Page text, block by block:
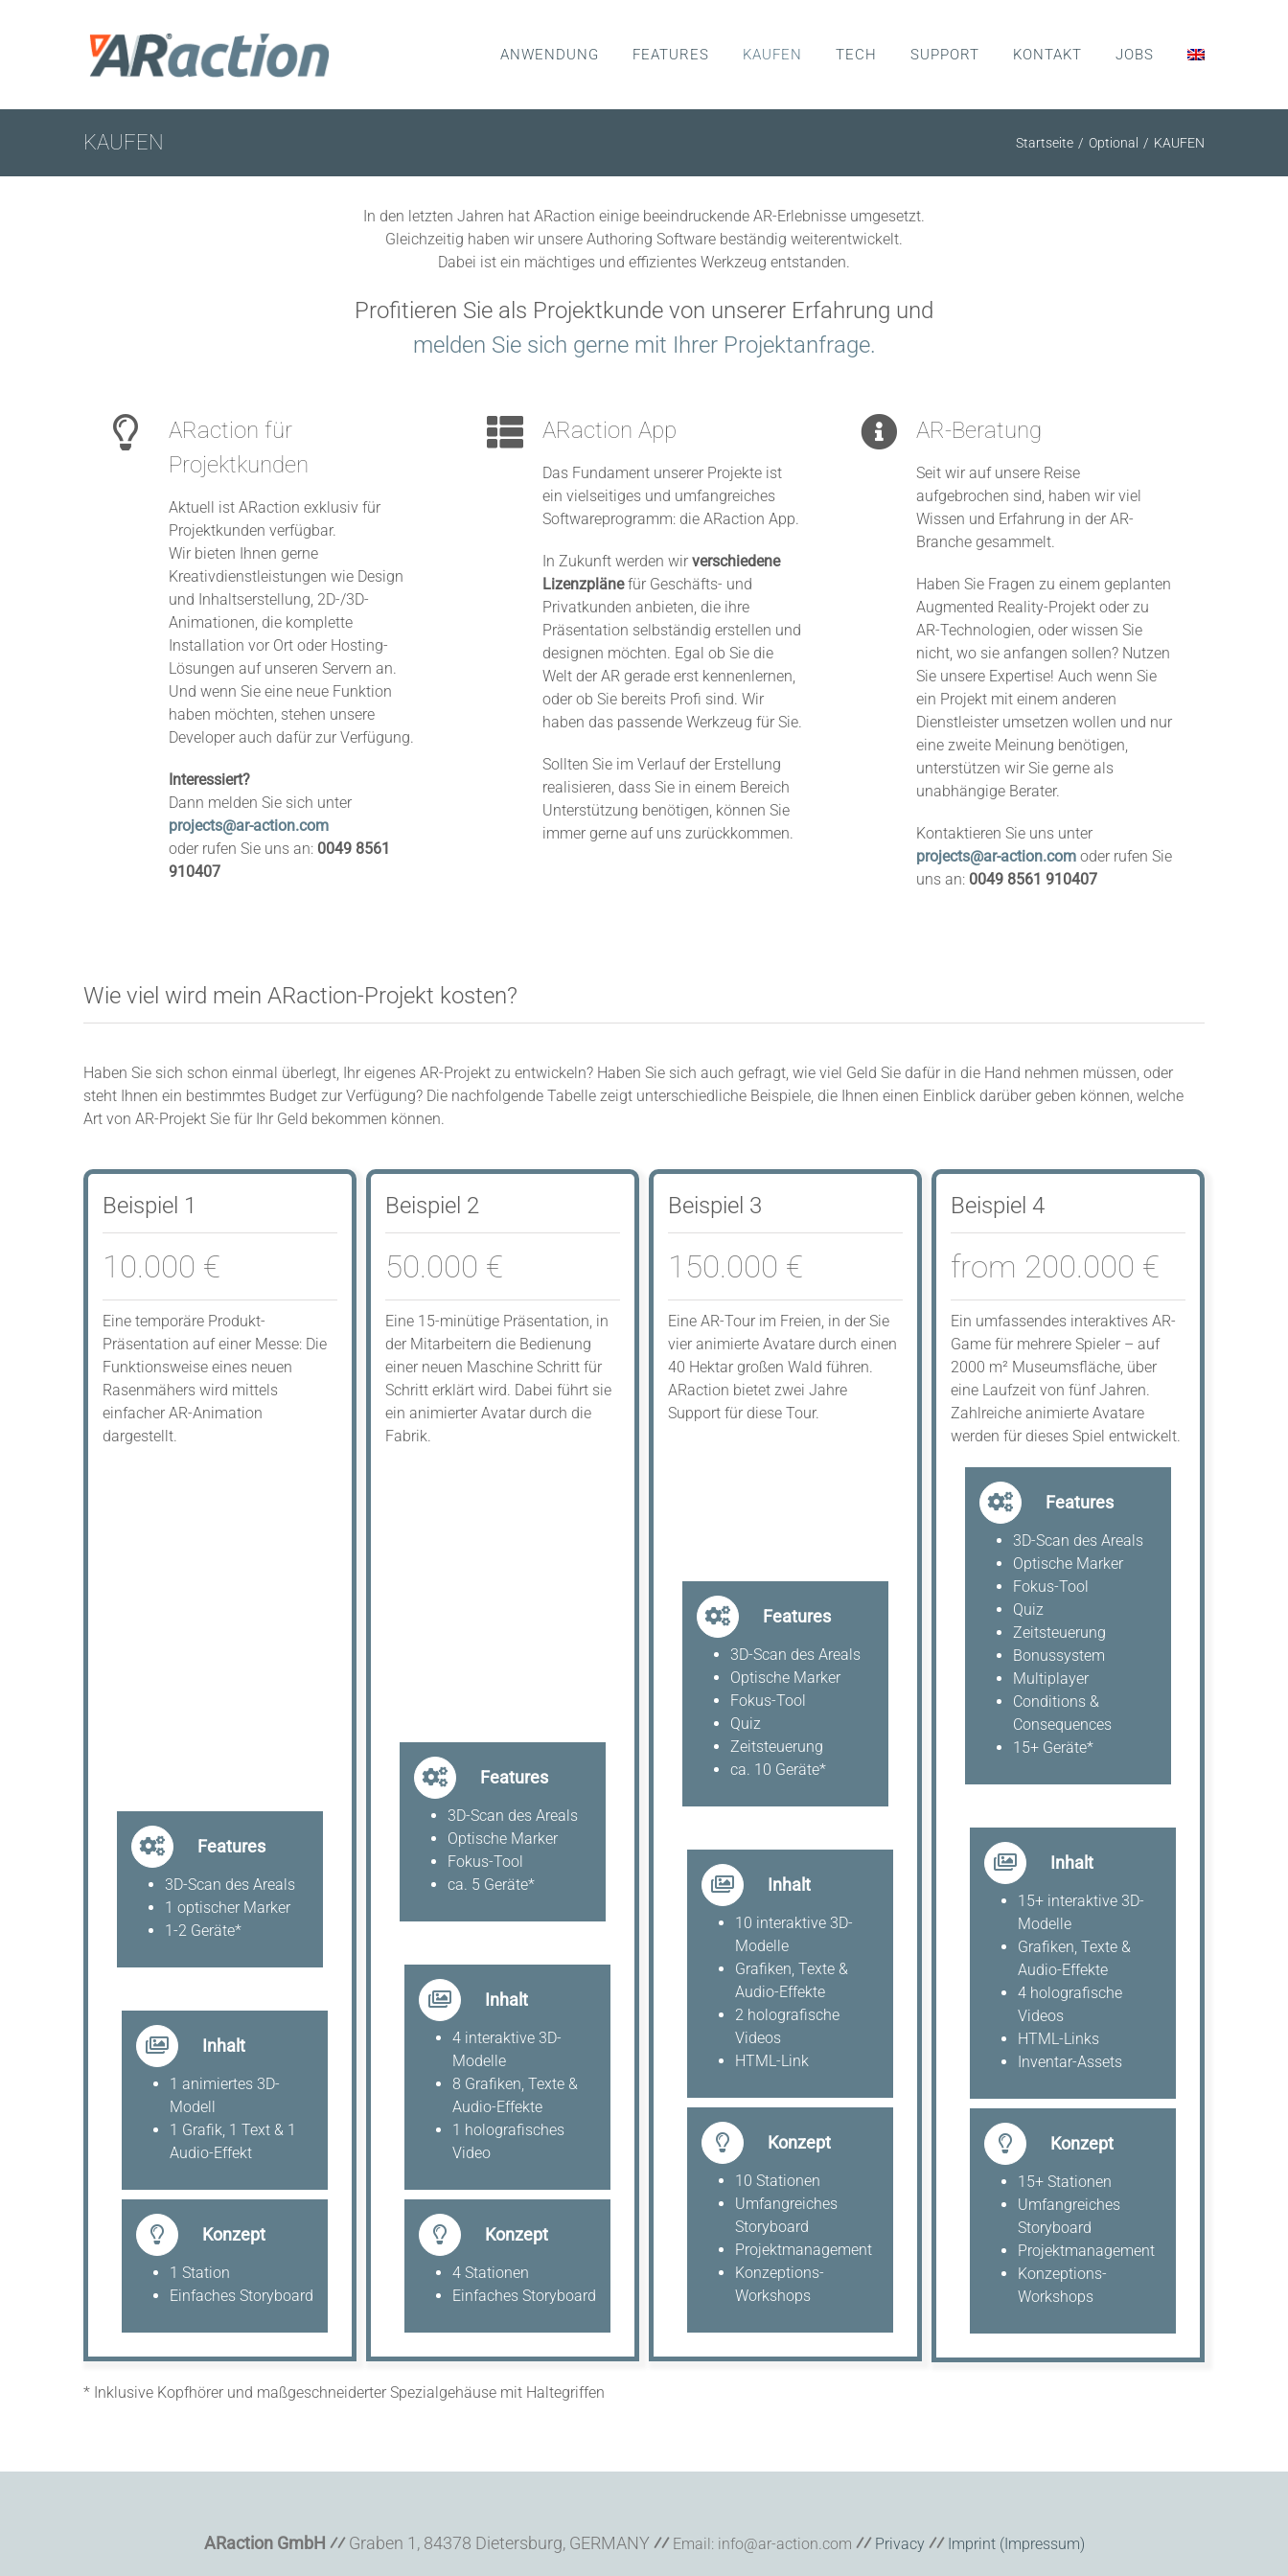
ANWENDUNG FEATURES KAUFEN TECH SUPPORT KONTAKT JOBS
KAUFEN Startseite Optional KAUFEN
In den letzten Jahren hat ARaction einige beeindruckende AR-Erlebnisse umgesetzt.
Gleichzeitig haben wir unsere Authoring Software beständig weiterentwickelt.
Dabei ist ein mächtiges und effizientes Werkzeug entstanden.
Profitieren Sie als Projektkunde von unserer Erfahrung und
melden Sie sich gerne mit Ihrer Projektanfrage.
ARaction für
Projektkunden
Aktuell ist ARaction exklusiv für
Projektkunden verfügbar.
Wir bieten Ihnen gerne
Kreativdienstleistungen wie Design
und Inhaltserstellung, 2D-/3D-
Animationen, die komplette
Installation vor Ort oder Hosting-
Lösungen auf unseren Servern an.
Und wenn Sie eine neue Funktion
haben möchten, stehen unsere
Developer auch dafür zur Verfügung.
Interessiert?
Dann melden Sie sich unter
projects@ar-action.com
oder rufen Sie uns an: 0049 8561
910407
ARaction App
Das Fundament unserer Projekte ist
ein vielseitiges und umfangreiches
Softwareprogramm: die ARaction App.
In Zukunft werden wir verschiedene
Lizenzplänefür Geschäfts- und
Privatkunden anbieten, die ihre
Präsentation selbständig erstellen und
designen möchten. Egal ob Sie die
Welt der AR gerade erst kennenlernen,
oder ob Sie bereits Profi sind. Wir
haben das passende Werkzeug für Sie.
Sollten Sie im Verlauf der Erstellung
realisieren, dass Sie in einem Bereich
Unterstützung benötigen, können Sie
immer gerne auf uns zurückkommen.
AR-Beratung
Seit wir auf unsere Reise
aufgebrochen sind, haben wir viel
Wissen und Erfahrung in der AR-
Branche gesammelt.
Haben Sie Fragen zu einem geplanten
Augmented Reality-Projekt oder zu
AR-Technologien, oder wissen Sie
nicht, wo sie anfangen sollen? Nutzen
Sie unsere Expertise! Auch wenn Sie
ein Projekt mit einem anderen
Dienstleister umsetzen wollen und nur
eine zweite Meinung benötigen,
unterstützen wir Sie gerne als
unabhängige Berater.
Kontaktieren Sie uns unter
projects@ar-action.com oder rufen Sie
uns an: 0049 8561 910407
Wie viel wird mein ARaction-Projekt kosten?
Haben Sie sich schon einmal überlegt, Ihr eigenes AR-Projekt zu entwickeln? Haben Sie sich auch gefragt, wie viel Geld Sie dafür in die Hand nehmen müssen, oder
steht Ihnen ein bestimmtes Budget zur Verfügung? Die nachfolgende Tabelle zeigt unterschiedliche Beispiele, die Ihnen einen Einblick darüber geben können, welche
Art von AR-Projekt Sie für Ihr Geld bekommen können.
Beispiel 1
10.000 €
Eine temporäre Produkt-
Präsentation auf einer Messe: Die
Funktionsweise eines neuen
Rasenmähers wird mittels
einfacher AR-Animation
dargestellt.
Features
3D-Scan des Areals
1 optischer Marker
1-2 Geräte*
Inhalt
1 animiertes 3D-
Modell
1 Grafik, 1 Text & 1
Audio-Effekt
Konzept
1 Station
Einfaches Storyboard
Beispiel 2
50.000 €
Eine 15-minütige Präsentation, in
der Mitarbeitern die Bedienung
einer neuen Maschine Schritt für
Schritt erklärt wird. Dabei führt sie
ein animierter Avatar durch die
Fabrik.
Features
3D-Scan des Areals
Optische Marker
Fokus-Tool
ca. 5 Geräte*
Inhalt
4 interaktive 3D-
Modelle
8 Grafiken, Texte &
Audio-Effekte
1 holografisches
Video
Konzept
4 Stationen
Einfaches Storyboard
Beispiel 3
150.000 €
Eine AR-Tour im Freien, in der Sie
vier animierte Avatare durch einen
40 Hektar großen Wald führen.
ARaction bietet zwei Jahre
Support für diese Tour.
Features
3D-Scan des Areals
Optische Marker
Fokus-Tool
Quiz
Zeitsteuerung
ca. 10 Geräte*
Inhalt
10 interaktive 3D-
Modelle
Grafiken, Texte &
Audio-Effekte
2 holografische
Videos
HTML-Link
Konzept
10 Stationen
Umfangreiches
Storyboard
Projektmanagement
Konzeptions-
Workshops
Beispiel 4
from 200.000 €
Ein umfassendes interaktives AR-
Game für mehrere Spieler – auf
2000 m² Museumsfläche, über
eine Laufzeit von fünf Jahren.
Zahlreiche animierte Avatare
werden für dieses Spiel entwickelt.
Features
3D-Scan des Areals
Optische Marker
Fokus-Tool
Quiz
Zeitsteuerung
Bonussystem
Multiplayer
Conditions &
Consequences
15+ Geräte*
Inhalt
15+ interaktive 3D-
Modelle
Grafiken, Texte &
Audio-Effekte
4 holografische
Videos
HTML-Links
Inventar-Assets
Konzept
15+ Stationen
Umfangreiches
Storyboard
Projektmanagement
Konzeptions-
Workshops
* Inklusive Kopfhörer und maßgeschneiderter Spezialgehäuse mit Haltegriffen
ARaction GmbH ⁄⁄ Graben 1, 84378 Dietersburg, GERMANY ⁄⁄Email: info@ar-action.com ⁄⁄Privacy ⁄⁄ Imprint (Impressum)